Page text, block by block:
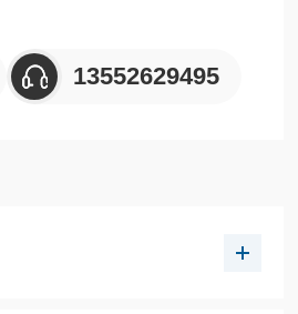
13552629495